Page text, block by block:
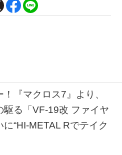
『マクロス7』より、
駆る「VF-19改 ファイヤ
“HI-METAL Rでテイク